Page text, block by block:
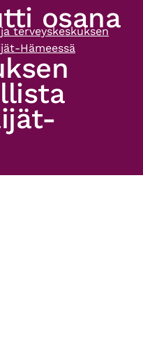
terveyskeskuksen
Hämeessä
osana